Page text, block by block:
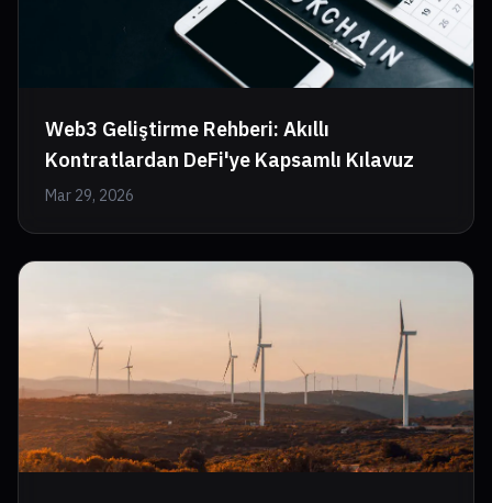
Web3 Geliştirme Rehberi: Akıllı
Kontratlardan DeFi'ye Kapsamlı Kılavuz
Mar 29, 2026